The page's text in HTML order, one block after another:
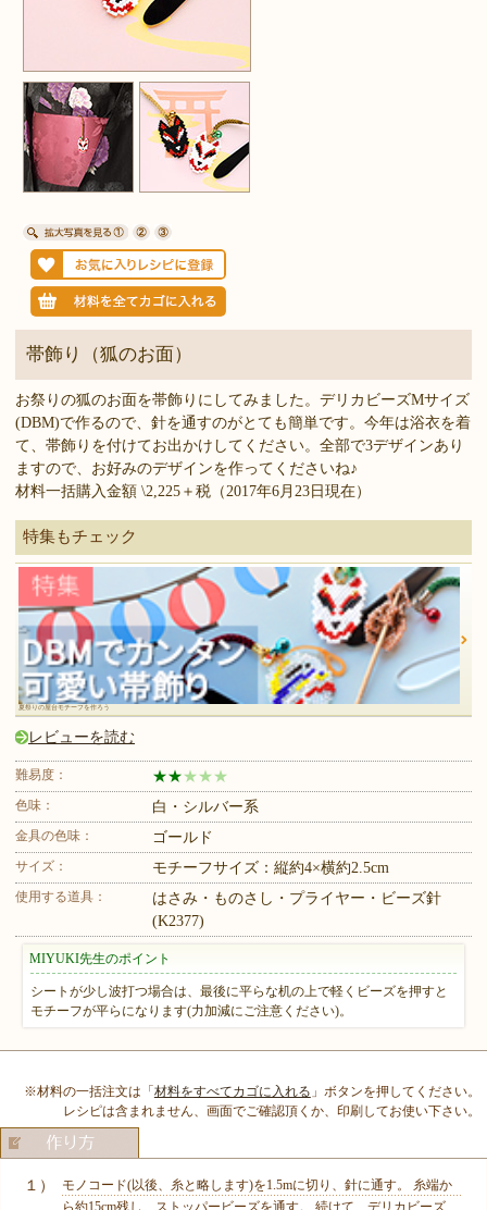
帯飾り（狐のお面）
お祭りの狐のお面を帯飾りにしてみました。デリカビーズMサイズ
(DBM)で作るので、針を通すのがとても簡単です。今年は浴衣を着
て、帯飾りを付けてお出かけしてください。全部で3デザインあり
ますので、お好みのデザインを作ってくださいね♪
材料一括購入金額 \2,225＋税（2017年6月23日現在）
特集もチェック
夏祭りの屋台モチーフを作ろう
レビューを読む
難易度： ★★ ★ ★ ★
色味： 白・シルバー系
金具の色味： ゴールド
サイズ： モチーフサイズ：縦約4×横約2.5cm
使用する道具：
はさみ・ものさし・プライヤー・ビーズ針
(K2377)
MIYUKI先生のポイント
シートが少し波打つ場合は、最後に平らな机の上で軽くビーズを押すと
モチーフが平らになります(力加減にご注意ください)。
※材料の一括注文は「材料をすべてカゴに入れる 」ボタンを押してください。
レシピは含まれません、画面でご確認頂くか、印刷してお使い下さい。
１）
モノコード(以後、糸と略します)を1.5mに切り、針に通す。 糸端か
ら約15cm残し、ストッパービーズを通す。 続けて、デリカビーズ